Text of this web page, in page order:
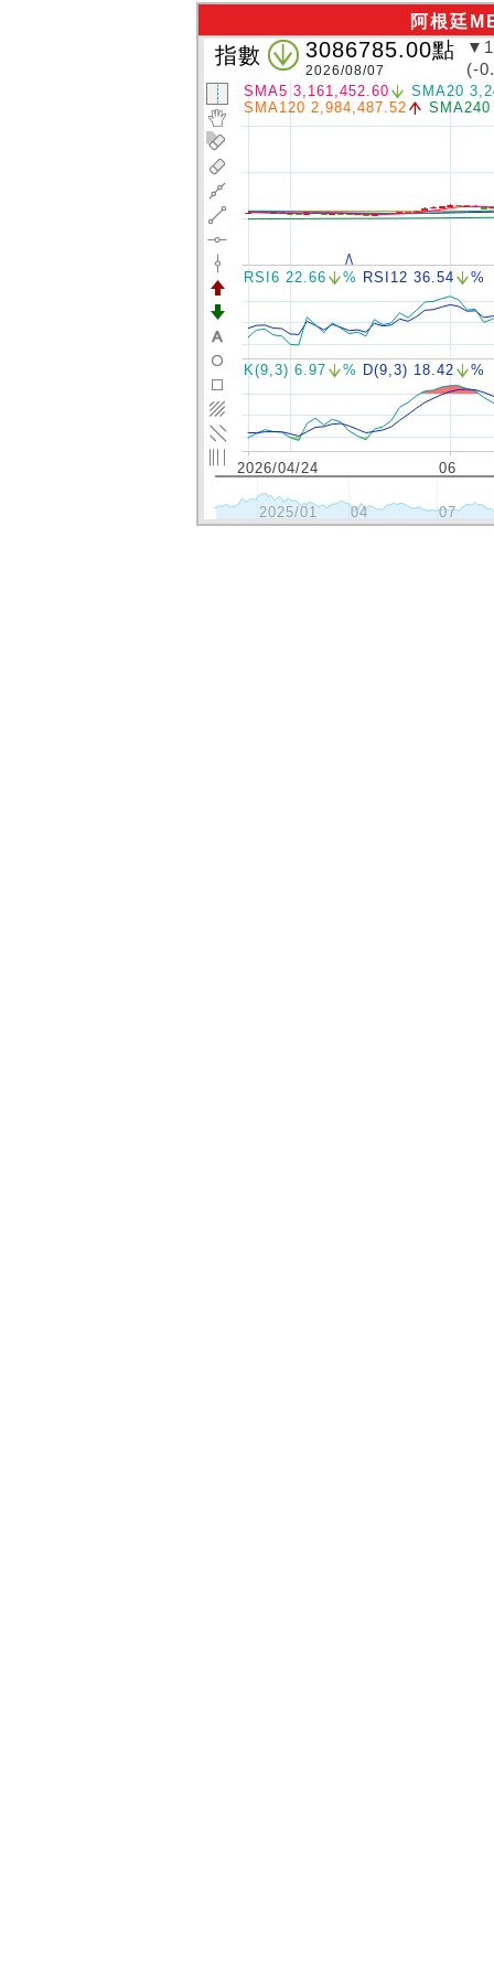
阿根廷
指數 3086785.00點
2026/08/07
(-
SMA5 3,161,452.60
SMA20
SMA120 2,984,487.52
RSI6 22.66 % RSI12 36.54 %
K(9,3) 6.97 % D(9,3) 18.42 %